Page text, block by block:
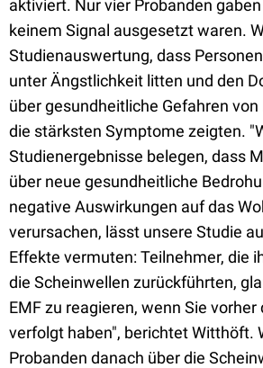
aktiviert. Nur vier Probanden
keinem Signal ausgesetzt waren.
Studienauswertung, dass
unter Ängstlichkeit litten und den
über gesundheitliche Gefahren von
die stärksten Symptome zeigten.
Studienergebnisse belegen, dass
über neue gesundheitliche
negative Auswirkungen auf das
verursachen, lässt unsere Studie
Effekte vermuten: Teilnehmer, die
die Scheinwellen zurückführten,
EMF zu reagieren, wenn Sie vorher
verfolgt haben", berichtet Witthöft.
Probanden danach über die